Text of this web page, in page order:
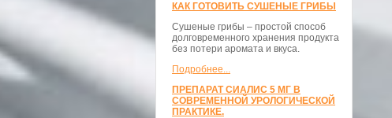
КАК ГОТОВИТЬ СУШЕНЫЕ ГРИБЫ
Сушеные грибы – простой способ
долговременного хранения продукта
без потери аромата и вкуса.
Подробнее...
ПРЕПАРАТ СИАЛИС 5 МГ В
СОВРЕМЕННОЙ УРОЛОГИЧЕСКОЙ
ПРАКТИКЕ.